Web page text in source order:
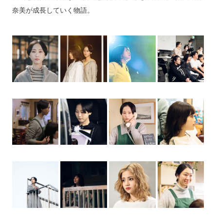
奈美が成長していく物語。